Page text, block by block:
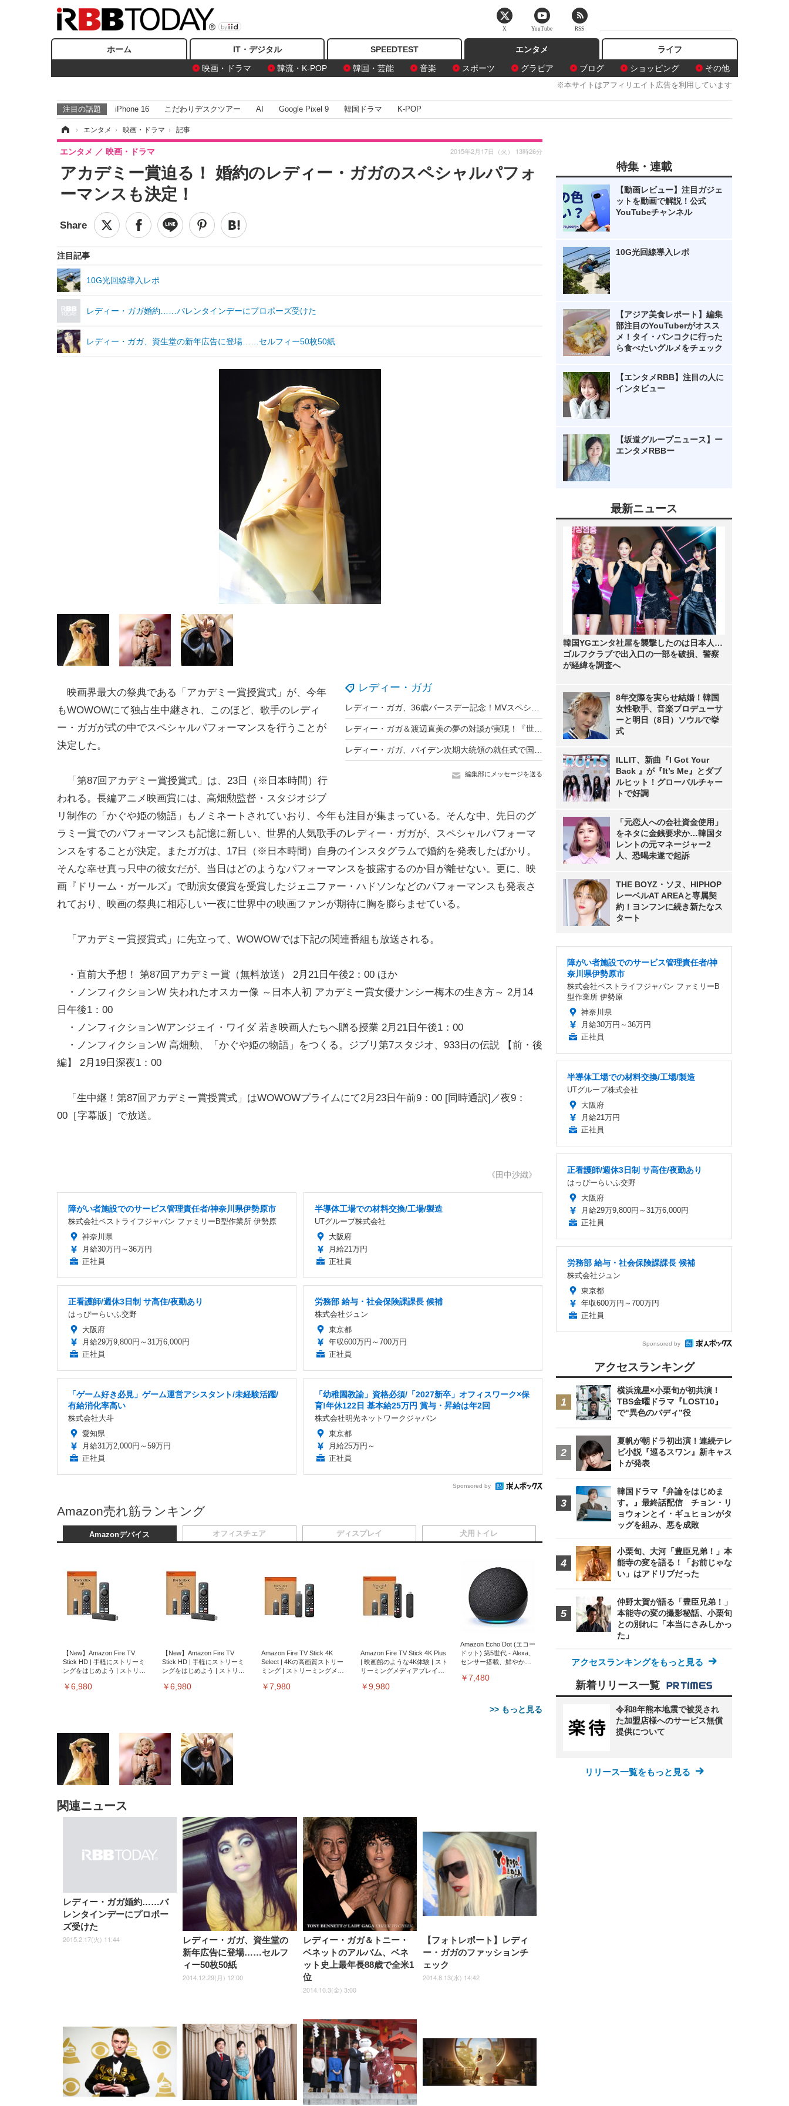
ホーム IT・デジタル SPEEDTEST
エンタメ
映画・ドラマ
韓流・K-POP 韓国・芸能 音楽 スポーツ グラビア ブログ ショッピング その他
ライフ
※本サイトはアフィリエイト広告を利用しています
注目の話題 iPhone 16 こだわりデスクツアー AI Google Pixel 9 韓国ドラマ K-POP
› エンタメ › 映画・ドラマ › 記事
アカデミー賞迫る！ 婚約のレディー・ガガのスペシャルパフォ
ーマンスも決定！
エンタメ 映画・ドラマ 2015年2月17日（火） 13時26分
注目記事
10G光回線導入レポ
レディー・ガガ婚約……バレンタインデーにプロポーズ受けた
レディー・ガガ、資生堂の新年広告に登場……セルフィー50枚50紙
レディー・ガガ
編集部にメッセージを送る
映画界最大の祭典である「アカデミー賞授賞式」が、今年
もWOWOWにて独占生中継され、このほど、歌手のレディ
ー・ガガが式の中でスペシャルパフォーマンスを行うことが
決定した。
「第87回アカデミー賞授賞式」は、23日（※日本時間）行
われる。長編アニメ映画賞には、高畑勲監督・スタジオジブ
リ制作の「かぐや姫の物語」もノミネートされていおり、今年も注目が集まっている。そんな中、先日のグ
ラミー賞でのパフォーマンスも記憶に新しい、世界的人気歌手のレディー・ガガが、スペシャルパフォーマ
ンスをすることが決定。またガガは、17日（※日本時間）自身のインスタグラムで婚約を発表したばかり。
そんな幸せ真っ只中の彼女だが、当日はどのようなパフォーマンスを披露するのか目が離せない。更に、映
画『ドリーム・ガールズ』で助演女優賞を受賞したジェニファー・ハドソンなどのパフォーマンスも発表さ
れており、映画の祭典に相応しい一夜に世界中の映画ファンが期待に胸を膨らませている。
「アカデミー賞授賞式」に先立って、WOWOWでは下記の関連番組も放送される。
・直前大予想！ 第87回アカデミー賞（無料放送） 2月21日午後2：00 ほか
・ノンフィクションW 失われたオスカー像 ～日本人初 アカデミー賞女優ナンシー梅木の生き方～ 2月14
日午後1：00
・ノンフィクションWアンジェイ・ワイダ 若き映画人たちへ贈る授業 2月21日午後1：00
・ノンフィクションW 高畑勲、「かぐや姫の物語」をつくる。ジブリ第7スタジオ、933日の伝説 【前・後
編】 2月19日深夜1：00
「生中継！第87回アカデミー賞授賞式」はWOWOWプライムにて2月23日午前9：00 [同時通訳]／夜9：
00［字幕版］で放送。
《田中沙織》
障がい者施設でのサービス管理責任者/神奈川県伊勢原市
株式会社ベストライフジャパン ファミリーB型作業所 伊勢原
神奈川県
月給30万円～36万円
正社員
半導体工場での材料交換/工場/製造
UTグループ株式会社
大阪府
月給21万円
正社員
正看護師/週休3日制 サ高住/夜勤あり
はっぴーらいふ交野
大阪府
月給29万9,800円～31万6,000円
正社員
労務部 給与・社会保険課課長 候補
株式会社ジュン
東京都
年収600万円～700万円
正社員
「ゲーム好き必見」ゲーム運営アシスタント/未経験活躍/
有給消化率高い
株式会社大斗
愛知県
月給31万2,000円～59万円
正社員
「幼稚園教諭」資格必須/「2027新卒」オフィスワーク×保
育!年休122日 基本給25万円 賞与・昇給は年2回
株式会社明光ネットワークジャパン
東京都
月給25万円～
正社員
Sponsored by
Amazon売れ筋ランキング
Amazonデバイス
【New】Amazon Fire TV
Stick HD | 手軽にストリーミ
ングをはじめよう | ストリー
￥6,980
【New】Amazon Fire TV
Stick HD | 手軽にストリーミ
ングをはじめよう | ストリー
￥6,980
Amazon Fire TV Stick 4K
Select | 4Kの高画質ストリー
ミング | ストリーミングメデ
￥7,980
Amazon Fire TV Stick 4K Plus
| 映画館のような4K体験 | スト
リーミングメディアプレイヤ
￥9,980
Amazon Echo Dot (エコー
ドット) 第5世代 - Alexa、
センサー搭載、鮮やかな
￥7,480
>> もっと見る
オフィスチェア
ト 約105度ロッキング pc 事務
椅子 360度回転 座面昇降 強化
￥5,699
SIHOO B100 オフィスチェア
／デスクチェア メッシュチェ
ア 人間工学 疲れない ブラッ
￥27,999
Sezlife オフィスチェア デスク
チェア 疲れない テレワーク
チェア 強化バックレスト 30
度ロッキング機能 人間工学 椅
子 腰サポート 90度跳ね上げ
式アームレスト 3Dヘッドレス
ト ハンガー付き 高反発クッシ
ョン PCチェア 通気性メッシ
ュ ゲーミング/勉強/事務用 お
しゃれ パソコンチェア (ブラ
ック)
￥7,680
Sezlife オフィスチェア デスク
チェア 疲れない テレワーク
チェア 強化バックレスト 30度
ロッキング機能 人間工学 椅子
腰サポート 90度跳ね上げ式ア
ームレスト 3Dヘッドレスト
ハンガー付き 高反発クッショ
ン PCチェア 通気性メッシュ
ゲーミング/勉強/事務用 おし
ゃれ パソコンチェア (ホワイ
ト)
￥7,680
ッシュ 通気性 ランバーサ
ポート付き 腰サポート ガ
ス圧無段階昇降 360度回
転 キャスター付き コンパ
クト 幅52×奥行58.5×高さ
84～96cm テレワーク 在
宅勤務 ブラック
￥4,139
ディスプレイ
EIZO ビジネス向けプレミア
￥105,595
EIZO ビジネス向けプレミア
ムモニター | FlexScan
EV2740X-WT | 27.0型4K
UHD・USB Type-C・ホワイ
￥109,572
【純正品】27"ゲーミングモ
ニター DualSense 充電フッ
ク付き（CFI-ZDM1J）
￥49,979
【整備済み品】Dell
E2724HS 27インチ 液晶モ
ニター フル
HD（1920×1080）VA 非光
沢 HDMI/DisplayPort/VGA
スピーカー内蔵 高さ調整 ス
イベル VESA対応
ComfortView ビジネス向け
￥15,800
Gaming Monitor 24” Essential ゲ
ーミングモニター QD 24.5インチ
1ms FHD 量子ドット 残像低減 (3
年保証 | 輝点保証 | 日本メーカー)
￥34,980
犬用トイレ
￥3,373
Amazonベーシック ペットシ
ーツ 厚型 ワイド 42枚x2袋(84
枚) ホワイト(吸収面:ライトブ
￥3,234
ネオ・ルーライフ ネオ・オム
ツ L 中型犬用 26枚入り 単品
￥1,800
Smart Basic(スマートベーシ
ック) 【Amazon.co.jp限定】
Smart Basic アイリスオーヤマ
ペットシーツ 超厚型 お徳用
ワイド 100枚入 (x 1) (ケース
販売)
￥3,670
ュラー 200枚入
【Amazon.co.jp限定】
￥3,731
関連ニュース
レディー・ガガ婚約……バ
レンタインデーにプロポー
ズ受けた
2015.2.17(火) 11:44
レディー・ガガ、資生堂の
新年広告に登場……セルフ
ィー50枚50紙
2014.12.29(月) 12:00
レディー・ガガ＆トニー・
ベネットのアルバム、ベネ
ット史上最年長88歳で全米1
位
2014.10.3(金) 3:00
【フォトレポート】レディ
ー・ガガのファッションチ
ェック
2014.8.13(水) 14:42
特集・連載
【動画レビュー】注目ガジェ
ットを動画で解説！公式
YouTubeチャンネル
10G光回線導入レポ
【アジア美食レポート】編集
部注目のYouTuberがオスス
メ！タイ・バンコクに行った
ら食べたいグルメをチェック
【エンタメRBB】注目の人に
インタビュー
【坂道グループニュース】ー
エンタメRBBー
最新ニュース
韓国YGエンタ社屋を襲撃したのは日本人…
ゴルフクラブで出入口の一部を破損、警察
が経緯を調査へ
8年交際を実らせ結婚！韓国
女性歌手、音楽プロデューサ
ーと明日（8日）ソウルで挙
式
ILLIT、新曲『I Got Your
Back 』が『It’s Me』とダブ
ルヒット！グローバルチャー
トで好調
「元恋人への会社資金使用」
をネタに金銭要求か…韓国タ
レントの元マネージャー2
人、恐喝未遂で起訴
THE BOYZ・ソヌ、HIPHOP
レーベルAT AREAと専属契
約！ヨンフンに続き新たなス
タート
障がい者施設でのサービス管理責任者/神
奈川県伊勢原市
株式会社ベストライフジャパン ファミリーB
型作業所 伊勢原
神奈川県
月給30万円～36万円
正社員
半導体工場での材料交換/工場/製造
UTグループ株式会社
大阪府
月給21万円
正社員
正看護師/週休3日制 サ高住/夜勤あり
はっぴーらいふ交野
大阪府
月給29万9,800円～31万6,000円
正社員
労務部 給与・社会保険課課長 候補
株式会社ジュン
東京都
年収600万円～700万円
正社員
Sponsored by
アクセスランキング
横浜流星×小栗旬が初共演！
TBS金曜ドラマ『LOST10』
で"異色のバディ”役
夏帆が朝ドラ初出演！連続テレ
ビ小説『巡るスワン』新キャス
トが発表
韓国ドラマ『弁論をはじめま
す。』最終話配信 チョン・リ
ョウォンとイ・ギュヒョンがタ
ッグを組み、悪を成敗
小栗旬、大河「豊臣兄弟！」本
能寺の変を語る！「お前じゃな
い」はアドリブだった
仲野太賀が語る「豊臣兄弟！」
本能寺の変の撮影秘話、小栗旬
との別れに「本当にさみしかっ
た」
アクセスランキングをもっと見る
新着リリース一覧
令和8年熊本地震で被災され
た加盟店様へのサービス無償
提供について
リリース一覧をもっと見る
X YouTube RSS